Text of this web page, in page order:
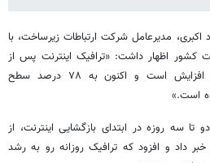
اکبری، مدیرعامل شرکت ارتباطات زیرساخت، با
کشور اظهار داشت: «ترافیک اینترنت پس از
بازگشایی تدریجی شبکه در حال افزایش است و اکنون به ۷۸ درصد سطح
تا سه روزه در ابتدای بازگشایی اینترنت، از
داد و افزود که ترافیک روزانه رو به رشد